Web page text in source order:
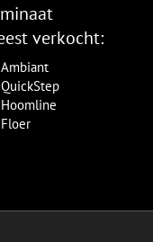
verkocht:
Ambiant
QuickStep
Hoomline
Floer